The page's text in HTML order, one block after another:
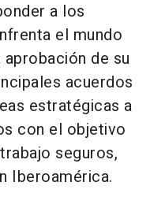
a los
el mundo
de su
acuerdos
estratégicas a
con el objetivo
seguros,
Iberoamérica.